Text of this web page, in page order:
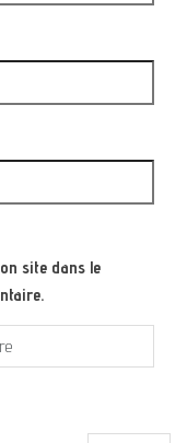
site dans le